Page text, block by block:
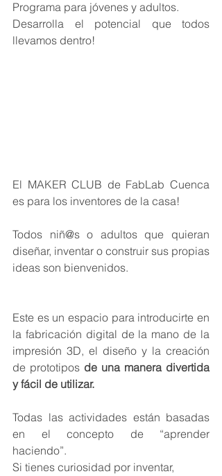
Programa para jóvenes y adultos.
Desarrolla el potencial que todos
llevamos dentro!
El MAKER CLUB de FabLab Cuenca
es para los inventores de la casa!
Todos niñ@s o adultos que quieran
diseñar, inventar o construir sus propias
ideas son bienvenidos.
Este es un espacio para introducirte en
la fabricación digital de la mano de la
impresión 3D, el diseño y la creación
de prototipos de una manera divertida
y fácil de utilizar.
Todas las actividades están basadas
en el concepto de “aprender
haciendo”.
Si tienes curiosidad por inventar,